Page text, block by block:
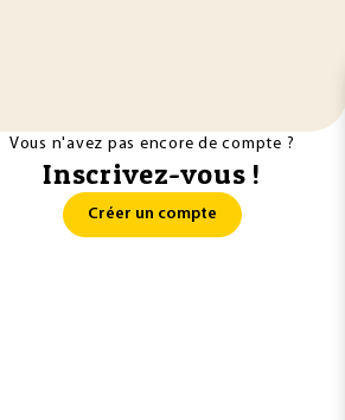
Vous n'avez pas encore de compte ?
Inscrivez-vous !
Créer un compte